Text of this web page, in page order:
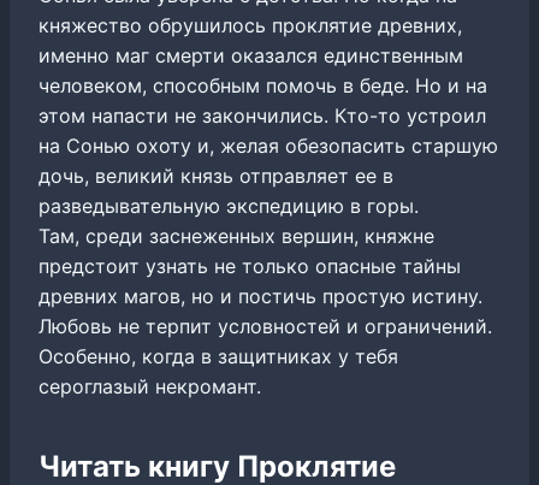
княжество обрушилось проклятие древних,
именно маг смерти оказался единственным
человеком, способным помочь в беде. Но и на
этом напасти не закончились. Кто-то устроил
на Сонью охоту и, желая обезопасить старшую
дочь, великий князь отправляет ее в
разведывательную экспедицию в горы.
Там, среди заснеженных вершин, княжне
предстоит узнать не только опасные тайны
древних магов, но и постичь простую истину.
Любовь не терпит условностей и ограничений.
Особенно, когда в защитниках у тебя
сероглазый некромант.
Читать книгу Проклятие